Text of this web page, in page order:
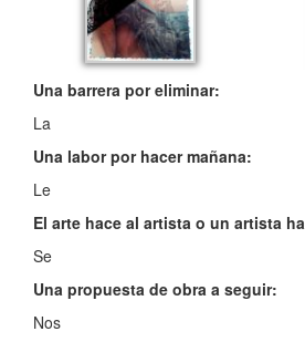
Una barrera por eliminar:
La
Una labor por hacer mañana:
Le
El arte hace al artista o un artista
Se
Una propuesta de obra a seguir:
Nos